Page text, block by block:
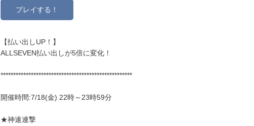
プレイする！
【払い出しUP！】
ALLSEVEN払い出しが5倍に変化！
****************************************************
開催時間:7/18(金) 22時～23時59分
★神速連撃